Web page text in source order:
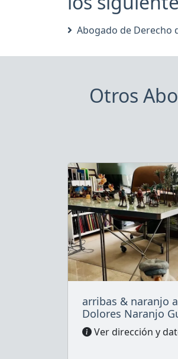
Abogado de Derecho
Otros
arribas & naranjo
Dolores Naranjo
Ver dirección y